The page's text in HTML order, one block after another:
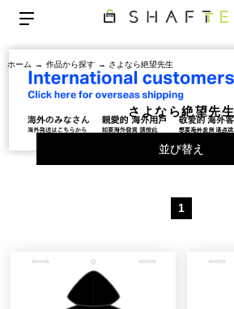
ホーム → 作品から探す → さよなら絶望先生
さよなら絶望先生
並び替え
1